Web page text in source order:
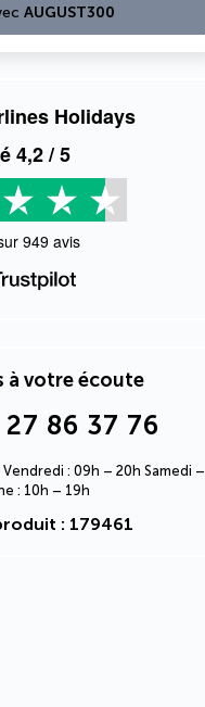
AUGUST300
Holidays
4,2/ 5
949avis
à votre écoute
86 37 76
: 09h – 20h Samedi –
: 10h – 19h
: 179461